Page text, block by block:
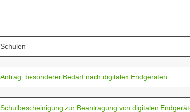
Schulen
Antrag: besonderer Bedarf nach digitalen Endgeräten
Schulbescheinigung zur Beantragung von digitalen